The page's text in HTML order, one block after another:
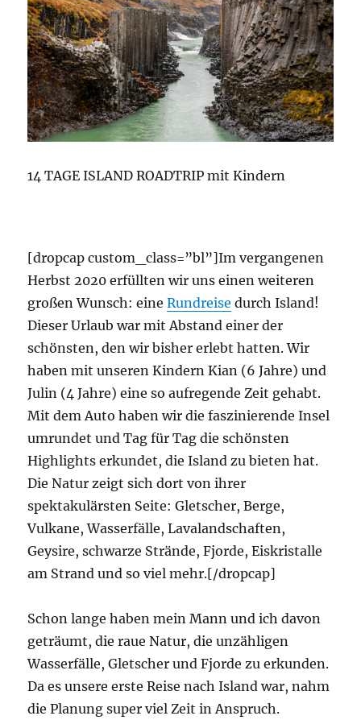
14 TAGE ISLAND ROADTRIP mit Kindern
[dropcap custom_class=”bl”]Im vergangenen
Herbst 2020 erfüllten wir uns einen weiteren
großen Wunsch: eineRundreise durch Island!
Dieser Urlaub war mit Abstand einer der
schönsten, den wir bisher erlebt hatten. Wir
haben mit unseren Kindern Kian (6 Jahre) und
Julin (4 Jahre) eine so aufregende Zeit gehabt.
Mit dem Auto haben wir die faszinierende Insel
umrundet und Tag für Tag die schönsten
Highlights erkundet, die Island zu bieten hat.
Die Natur zeigt sich dort von ihrer
spektakulärsten Seite: Gletscher, Berge,
Vulkane, Wasserfälle, Lavalandschaften,
Geysire, schwarze Strände, Fjorde, Eiskristalle
am Strand und so viel mehr.[/dropcap]
Schon lange haben mein Mann und ich davon
geträumt, die raue Natur, die unzähligen
Wasserfälle, Gletscher und Fjorde zu erkunden.
Da es unsere erste Reise nach Island war, nahm
die Planung super viel Zeit in Anspruch.